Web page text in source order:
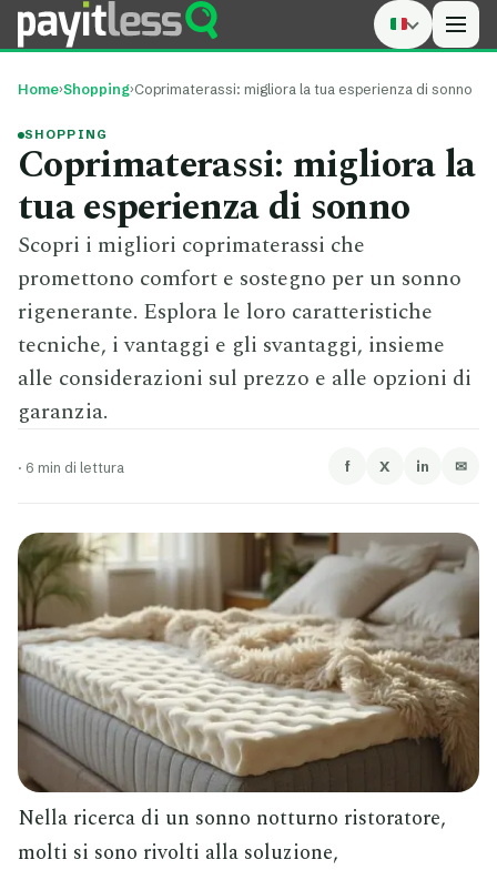
Home›Shopping›Coprimaterassi: migliora la tua esperienza di sonno
SHOPPING
Coprimaterassi: migliora la
tua esperienza di sonno
Scopri i migliori coprimaterassi che
promettono comfort e sostegno per un sonno
rigenerante. Esplora le loro caratteristiche
tecniche, i vantaggi e gli svantaggi, insieme
alle considerazioni sul prezzo e alle opzioni di
garanzia.
· 6 min di lettura f X in ✉
Nella ricerca di un sonno notturno ristoratore,
molti si sono rivolti alla soluzione,